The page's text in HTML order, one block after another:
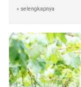
» selengkapnya